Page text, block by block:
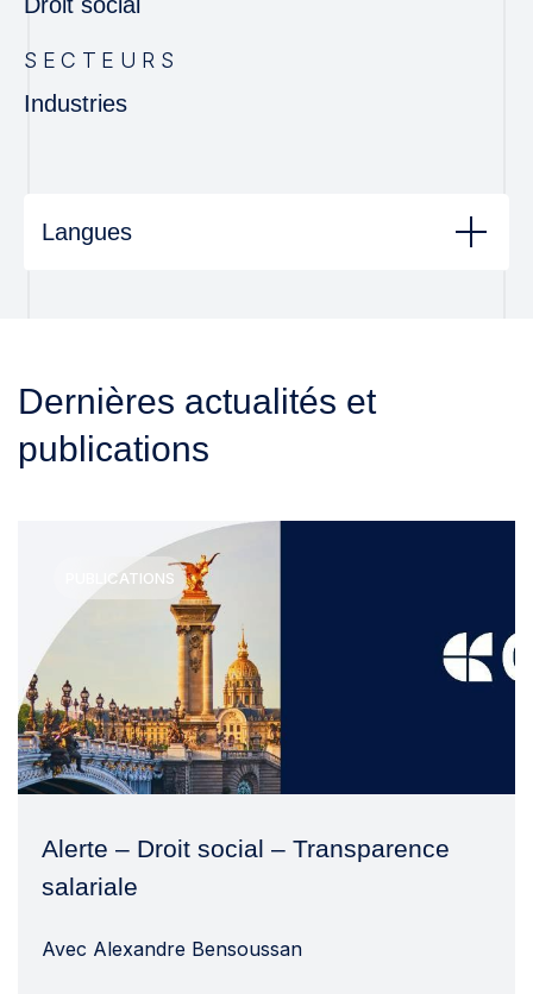
SECTEURS
Industries
Langues
Dernières actualités et
publications
PUBLICATIONS
Alerte – Droit social – Transparence
salariale
Avec Alexandre Bensoussan